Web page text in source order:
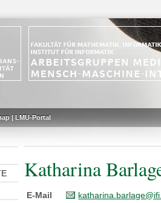
| LMU-Portal
Katharina
E-Mail